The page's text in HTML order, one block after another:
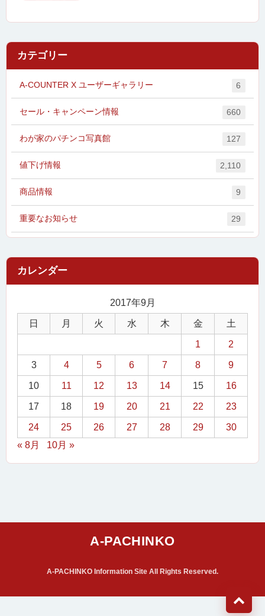
カテゴリー
A-COUNTER X ユーザーギャラリー 6
セール・キャンペーン情報 660
わが家のパチンコ写真館 127
値下げ情報 2,110
商品情報 9
重要なお知らせ 29
2017年9月
日 月 火 水 木 金 土
1 2
3 4 5 6 7 8 9
10 11 12 13 14 15 16
17 18 19 20 21 22 23
24 25 26 27 28 29
30
« 8月
10月 »
A-PACHINKO Information Site All Rights Reserved.